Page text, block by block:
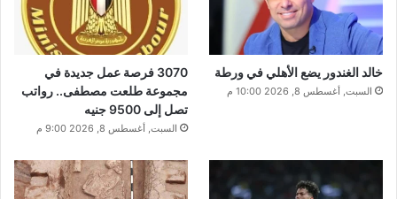
خالد الغندور يضع الأهلي في ورطة
السبت, أغسطس 8, 2026 10:00 م
3070 فرصة عمل جديدة في
مجموعة طلعت مصطفى.. رواتب
تصل إلى 9500 جنيه
السبت, أغسطس 8, 2026 9:00 م